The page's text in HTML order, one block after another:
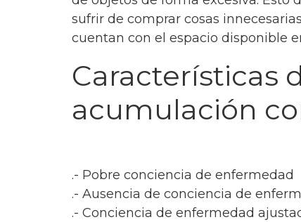
sufrir de comprar cosas
cuentan con el espacio disponible
Características
acumulación
.- Pobre conciencia de enfermedad
.- Ausencia de conciencia de
.- Conciencia de enfermedad